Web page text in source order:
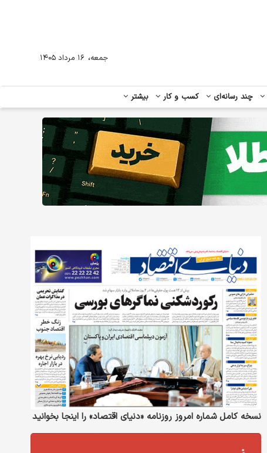
چند رسانه‌ای کسب و کار بیشتر
جمعه، ۱۶ مرداد ۱۴۰۵
نسخه کامل شماره امروز روزنامه «دنیای‌ اقتصاد» را اینجا بخوانید